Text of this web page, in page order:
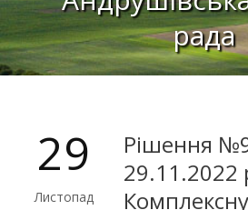
рада
29
Листопад
Рішення
29.11.2022